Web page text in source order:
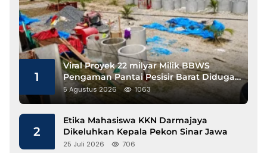
1
Viral Proyek 22 milyar Milik BBWS
Pengaman Pantai Pesisir Barat Diduga
Gunakan Besi Banci
5 Agustus 2026 1063
2
Etika Mahasiswa KKN Darmajaya
Dikeluhkan Kepala Pekon Sinar Jawa
25 Juli 2026 706